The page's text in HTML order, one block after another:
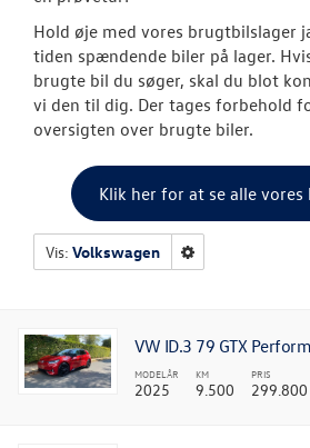
Hold øje med vores brugtbilslager
tiden spændende biler på lager.
brugte bil du søger, skal du blot
vi den til dig. Der tages forbehold
oversigten over brugte biler.
Klik her for at se alle
Vis: Volkswagen
VW ID.3 79 GTX
MODELÅR
2025
KM
9.500
PRIS
299.800